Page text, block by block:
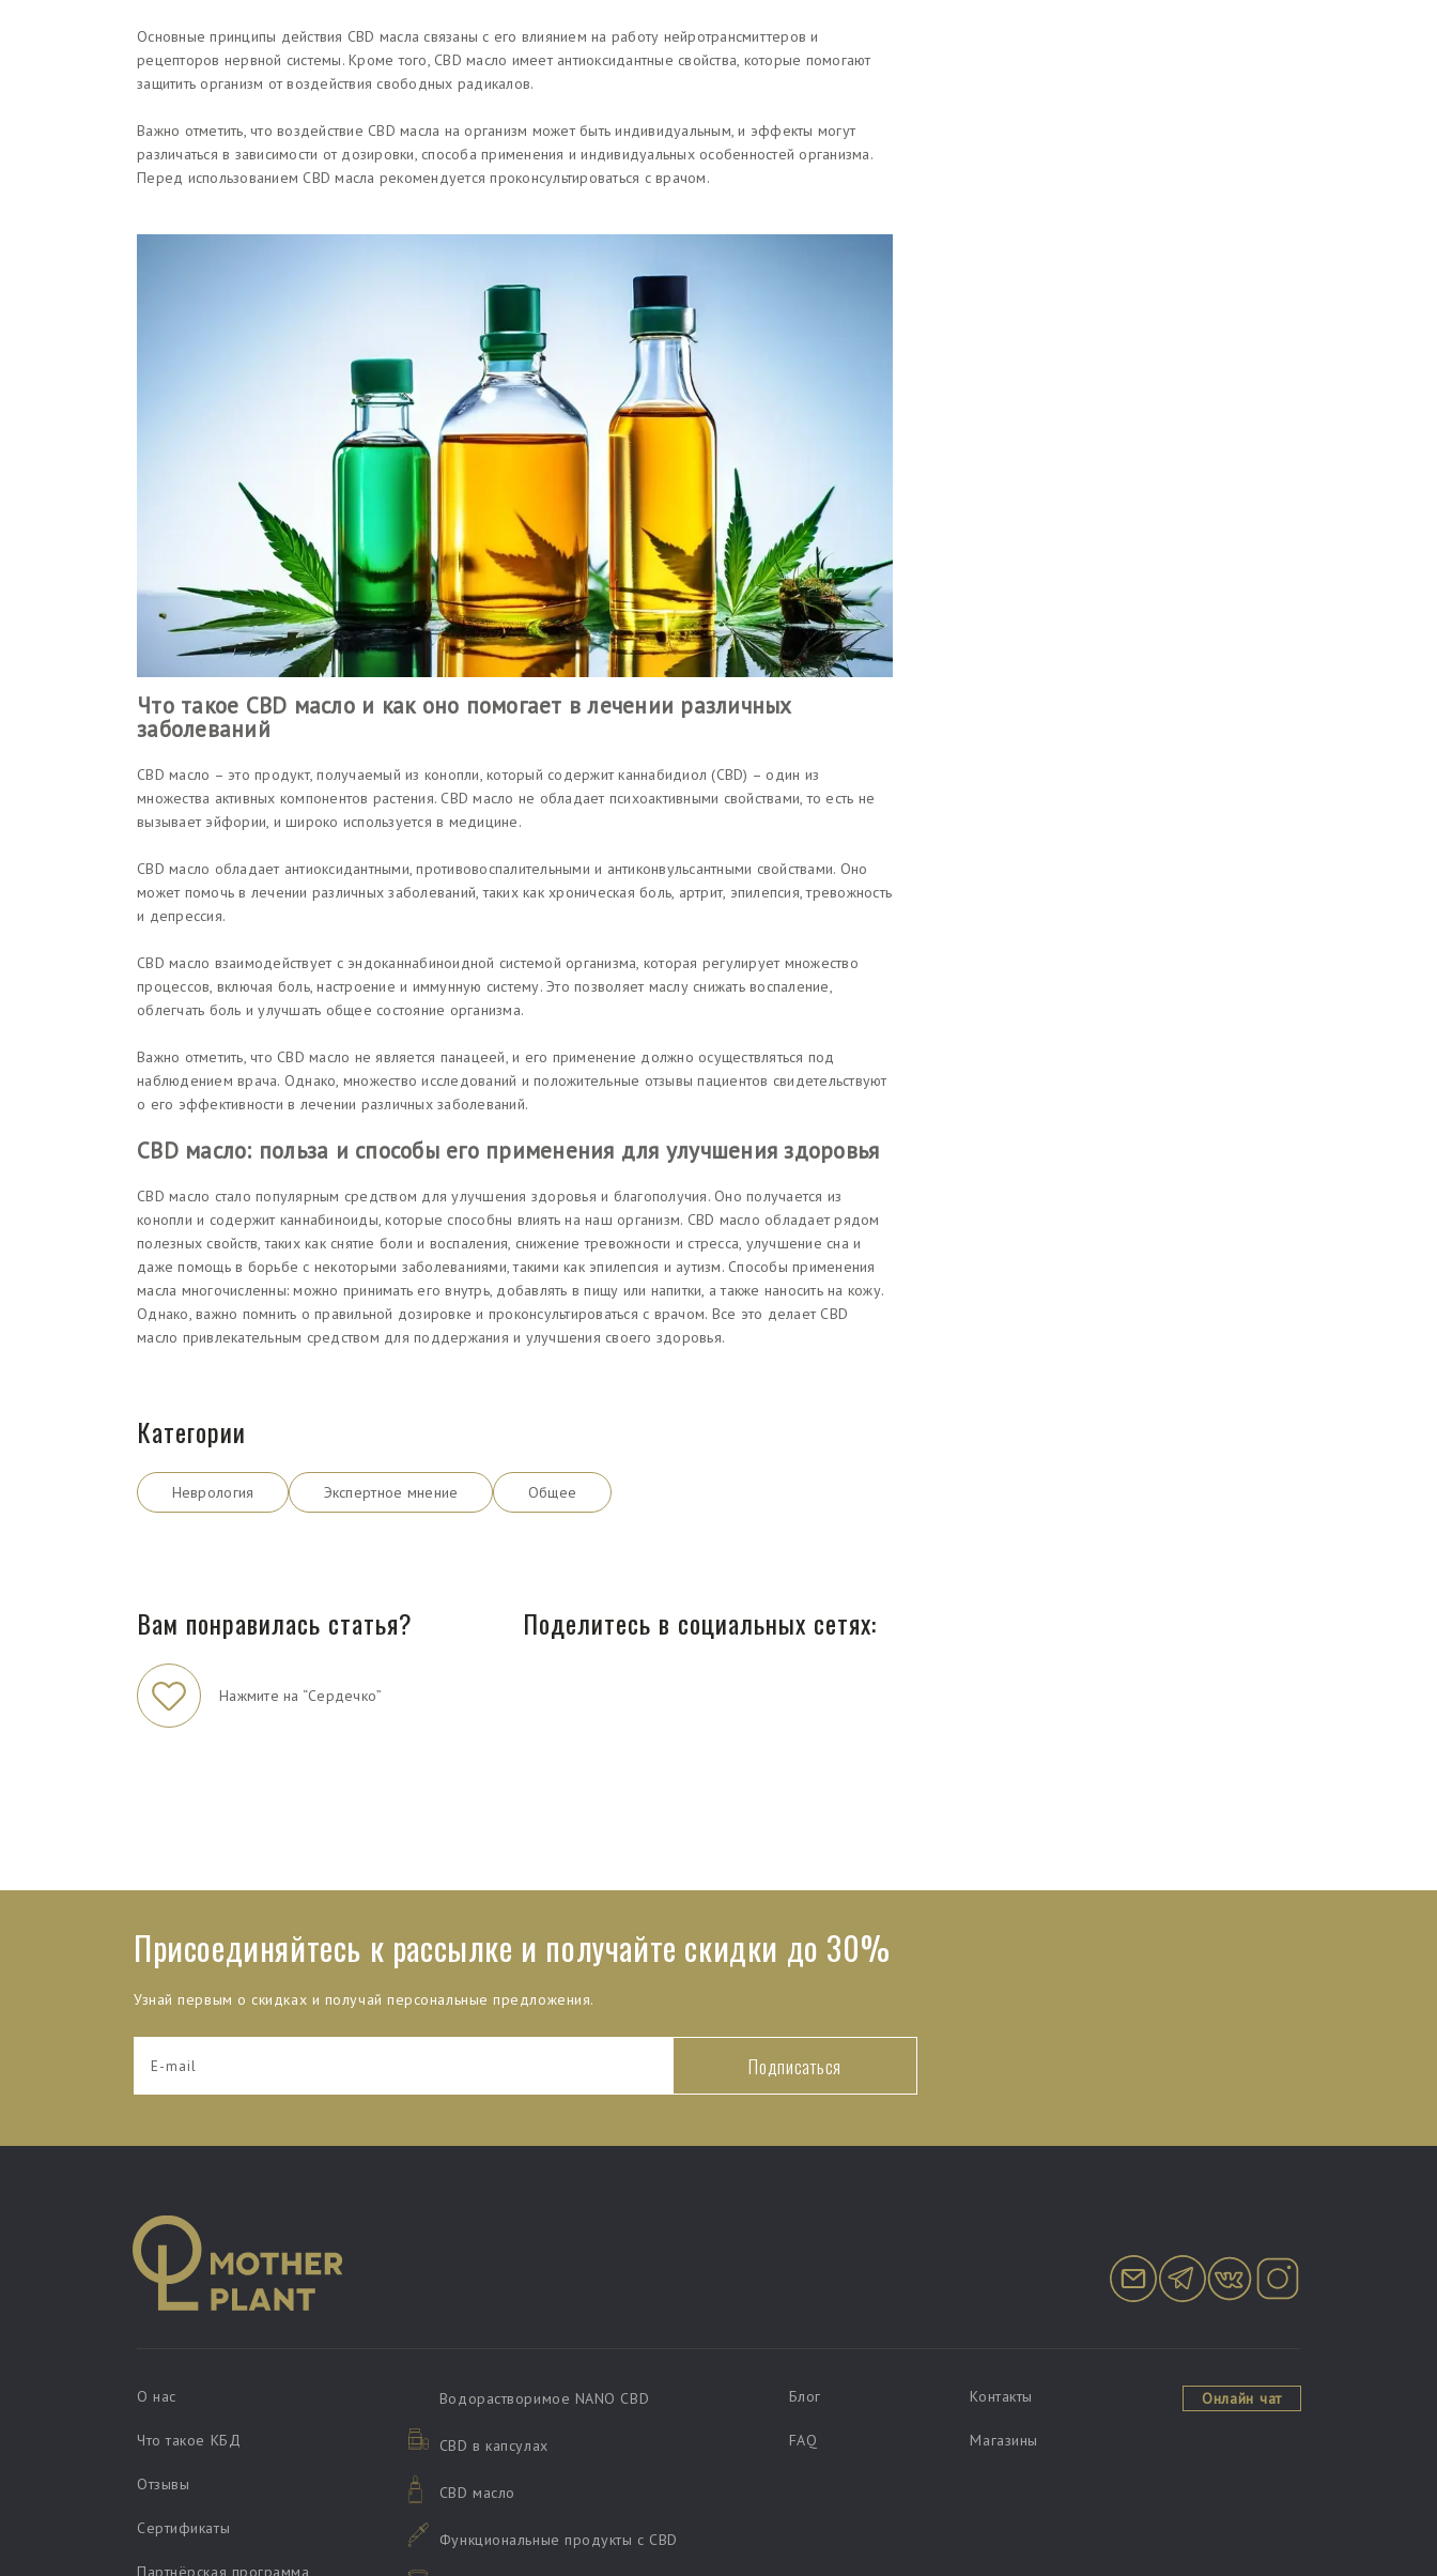
Основные принципы действия CBD масла связаны с его влиянием на работу нейротрансмиттеров и
рецепторов нервной системы. Кроме того, CBD масло имеет антиоксидантные свойства, которые помогают
защитить организм от воздействия свободных радикалов.
Важно отметить, что воздействие CBD масла на организм может быть индивидуальным, и эффекты могут
различаться в зависимости от дозировки, способа применения и индивидуальных особенностей организма.
Перед использованием CBD масла рекомендуется проконсультироваться с врачом.
Что такое CBD масло и как оно помогает в лечении различных
заболеваний
CBD масло – это продукт, получаемый из конопли, который содержит каннабидиол (CBD) – один из
множества активных компонентов растения. CBD масло не обладает психоактивными свойствами, то есть не
вызывает эйфории, и широко используется в медицине.
CBD масло обладает антиоксидантными, противовоспалительными и антиконвульсантными свойствами. Оно
может помочь в лечении различных заболеваний, таких как хроническая боль, артрит, эпилепсия, тревожность
и депрессия.
CBD масло взаимодействует с эндоканнабиноидной системой организма, которая регулирует множество
процессов, включая боль, настроение и иммунную систему. Это позволяет маслу снижать воспаление,
облегчать боль и улучшать общее состояние организма.
Важно отметить, что CBD масло не является панацеей, и его применение должно осуществляться под
наблюдением врача. Однако, множество исследований и положительные отзывы пациентов свидетельствуют
о его эффективности в лечении различных заболеваний.
CBD масло: польза и способы его применения для улучшения здоровья
CBD масло стало популярным средством для улучшения здоровья и благополучия. Оно получается из
конопли и содержит каннабиноиды, которые способны влиять на наш организм. CBD масло обладает рядом
полезных свойств, таких как снятие боли и воспаления, снижение тревожности и стресса, улучшение сна и
даже помощь в борьбе с некоторыми заболеваниями, такими как эпилепсия и аутизм. Способы применения
масла многочисленны: можно принимать его внутрь, добавлять в пищу или напитки, а также наносить на кожу.
Однако, важно помнить о правильной дозировке и проконсультироваться с врачом. Все это делает CBD
масло привлекательным средством для поддержания и улучшения своего здоровья.
Категории
Неврология Экспертное мнение Общее
Вам понравилась статья?
Нажмите на “Сердечко”
Поделитесь в социальных сетях:
Присоединяйтесь к рассылке и получайте скидки до 30%
Узнай первым о скидках и получай персональные предложения.
Подписаться
О нас
Что такое КБД
Отзывы
Сертификаты
Партнёрская программа
Водорастворимое NANO CBD
CBD в капсулах
CBD масло
Функциональные продукты с CBD
Блог
FAQ
Контакты
Магазины
Онлайн чат